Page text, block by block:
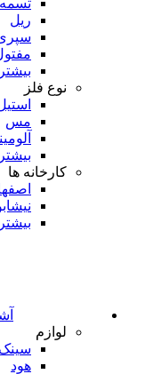
تسمه
ریل
بیشتر
نوع فلز
مس
بیشتر
کارخانه ها
بیشتر
لوازم
سینک
هود